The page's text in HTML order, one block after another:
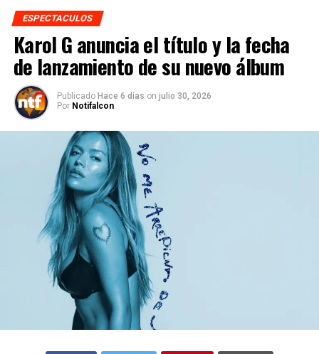
ESPECTACULOS
Karol G anuncia el título y la fecha
de lanzamiento de su nuevo álbum
Publicado Hace 6 días on julio 30, 2026
Por Notifalcon